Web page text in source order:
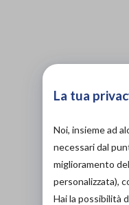
La tua
Noi, insieme ad
necessari dal
miglioramento
personalizzata),
Hai la possibilità